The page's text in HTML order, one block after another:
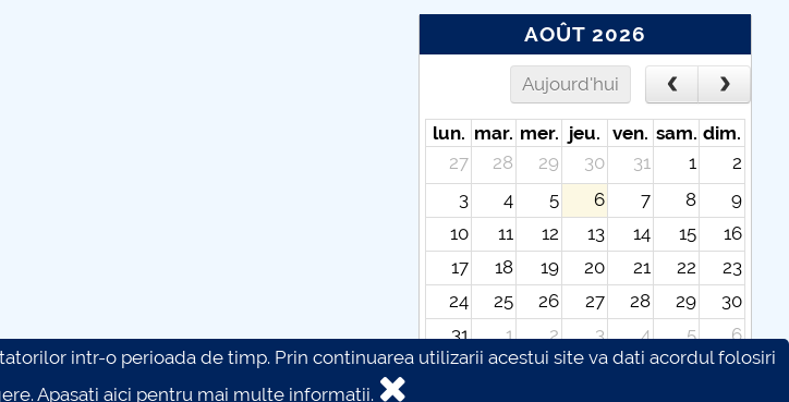
AOÛT 2026
Aujourd'hui
lun. mar. mer. jeu. ven. sam. dim.
27
28 29 30 31 1
2
3
4 5 6 7 8
9
10
11 12 13 14 15
16
17
18 19 20 21 22
23
24
25 26 27 28 29
30
31
1 2 3 4 5
6
intr-o perioada de timp. Prin continuarea utilizarii acestui site va dati acordul folosiri
Apasati aici pentru mai multe informatii.